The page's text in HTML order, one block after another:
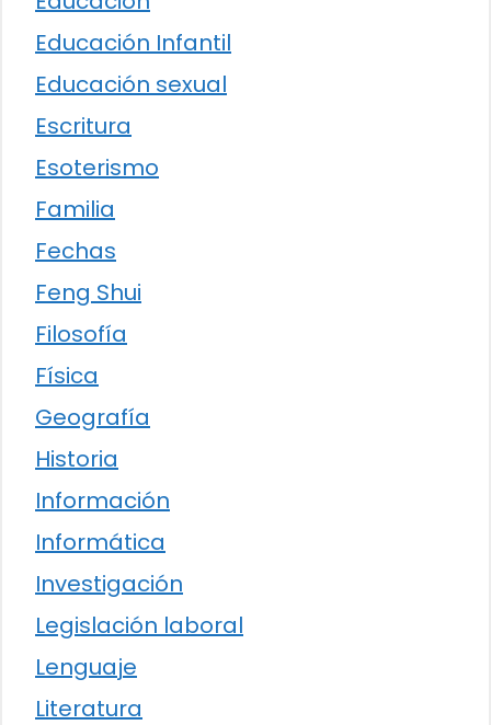
Educación Infantil
Educación sexual
Escritura
Esoterismo
Familia
Fechas
Feng Shui
Filosofía
Física
Geografía
Historia
Información
Informática
Investigación
Legislación laboral
Lenguaje
Literatura